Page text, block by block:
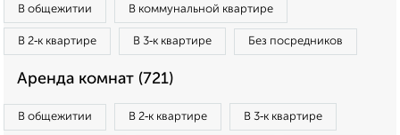
В общежитии В коммунальной квартире
В 2‑к квартире В 3‑к квартире Без посредников
Аренда комнат (721)
В общежитии В 2‑к квартире В 3‑к квартире